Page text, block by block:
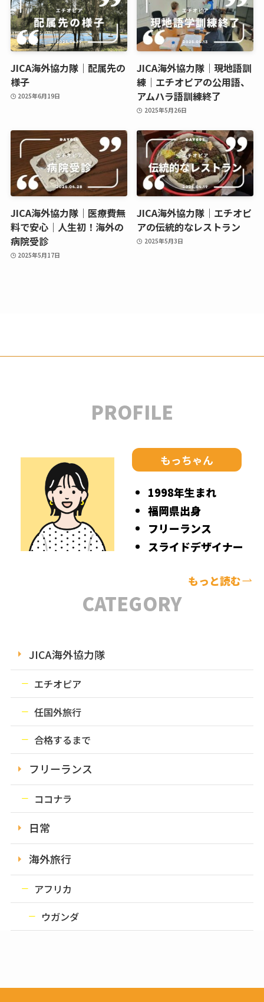
JICA海外協力隊｜配属先の
様子
2025年6月19日
JICA海外協力隊｜現地語訓
練｜エチオピアの公用語、
アムハラ語訓練終了
2025年5月26日
JICA海外協力隊｜医療費無
料で安心｜人生初！海外の
病院受診
2025年5月17日
JICA海外協力隊｜エチオピ
アの伝統的なレストラン
2025年5月3日
PROFILE
もっちゃん
1998年生まれ
福岡県出身
フリーランス
スライドデザイナー
もっと読む
CATEGORY
JICA海外協力隊
エチオピア
任国外旅行
合格するまで
フリーランス
ココナラ
日常
海外旅行
アフリカ
ウガンダ